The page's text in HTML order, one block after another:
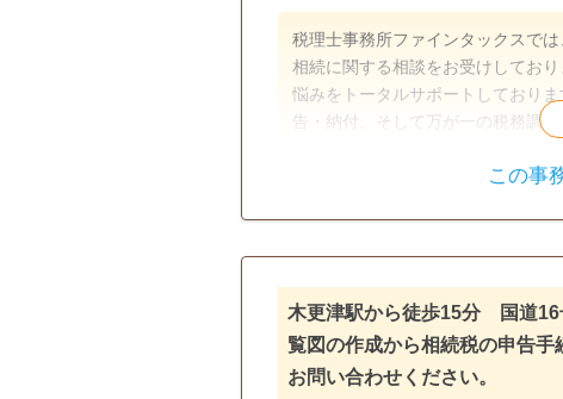
税理士事務所ファインタックスで
相続に関する相談をお受けしてお
悩みをトータルサポートしており
告・納付、そして万が一の税務調
法律の関連する問題にも円滑に、
相続税申告
オンライン面談可 事務所面談可
この事
木更津駅から徒歩15分 国道
覧図の作成から相続税の申告
お問い合わせください。